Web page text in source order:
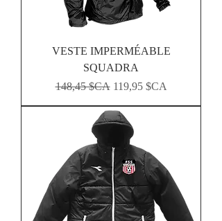
VESTE IMPERMÉABLE
SQUADRA
Prix original
148,45 $CA Prix promotionnel
119,95 $CA